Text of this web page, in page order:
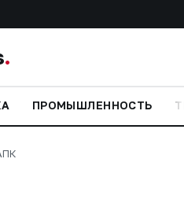
.
ПРОМЫШЛЕННОСТЬ